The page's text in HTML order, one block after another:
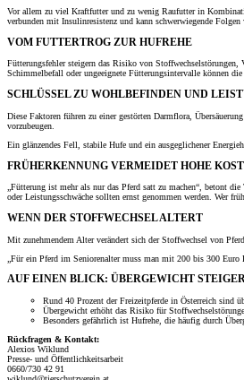
Vor allem zu viel Kraftfutter und zu wenig Raufutter in
verbunden mit Insulinresistenz und kann schwerwiegende Folgen
VOM FUTTERTROG ZUR HUFREHE
Fütterungsfehler steigern das Risiko von
Schimmelbefall oder ungeeignete Fütterungsintervalle können
SCHLÜSSEL ZU WOHLBEFINDEN UND
Diese Faktoren führen zu einer gestörten Darmflora,
vorzubeugen.
Ein glänzendes Fell, stabile Hufe und ein ausgeglichener
FRÜHERKENNUNG VERMEIDET HOHE
„Fütterung ist mehr als nur das Pferd satt zu machen“, betont
oder Leistungsschwäche sollten ernst genommen werden. Wer
WENN DER STOFFWECHSEL ALTERT
Mit zunehmendem Alter verändert sich der Stoffwechsel von
„Für ein Pferd im Seniorenalter muss man mit 200 bis 300
AUF EINEN BLICK: ÜBERGEWICHT
Rund 40 Prozent der Freizeitpferde in Österreich sind
Übergewicht erhöht das Risiko für
Besonders gefährlich ist Hufrehe, die häufig durch
Rückfragen & Kontakt:
Alexios Wiklund
Presse- und Öffentlichkeitsarbeit
0660/730 42 91